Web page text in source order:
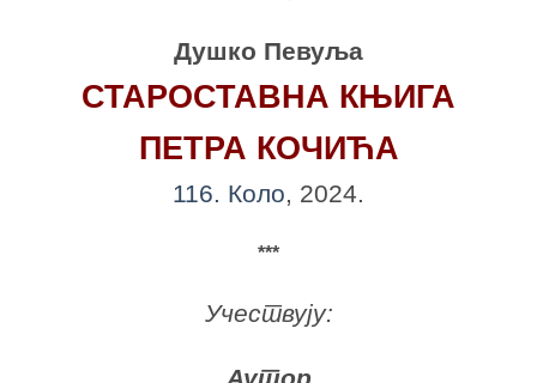
Душко Певуља
СТАРОСТАВНА КЊИГА
ПЕТРА КОЧИЋА
116. Коло, 2024.
***
Учествују:
Аутор